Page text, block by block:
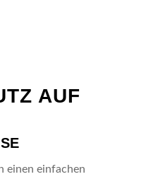
AUF
einen einfachen